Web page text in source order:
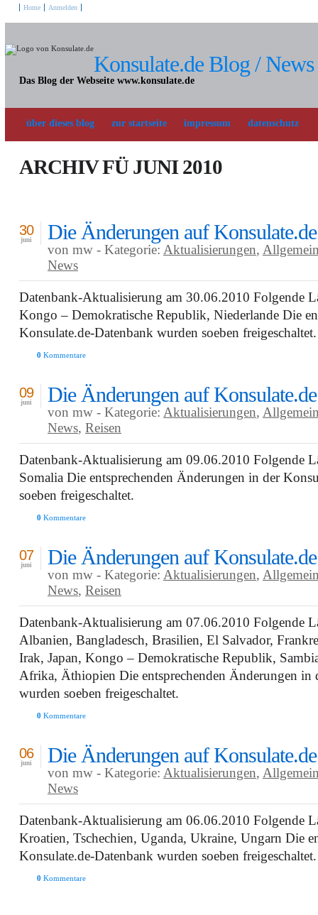
Konsulate.de Blog / News
Das Blog der Webseite www.konsulate.de
Home Anmelden
über dieses blog zur startseite impressum datenschutz
ARCHIV FÜ JUNI 2010
Die Änderungen auf
30
juni
von mw - Kategorie: Aktualisierungen,
News
Datenbank-Aktualisierung am 30.06.2010 Folgende
Kongo – Demokratische Republik, Niederlande Die
Konsulate.de-Datenbank wurden soeben freigeschaltet.
0 Kommentare
Die Änderungen auf
09
juni
von mw - Kategorie: Aktualisierungen,
News, Reisen
Datenbank-Aktualisierung am 09.06.2010 Folgende
Somalia Die entsprechenden Änderungen in der
soeben freigeschaltet.
0 Kommentare
Die Änderungen auf
07
juni
von mw - Kategorie: Aktualisierungen,
News, Reisen
Datenbank-Aktualisierung am 07.06.2010 Folgende
Albanien, Bangladesch, Brasilien, El Salvador,
Irak, Japan, Kongo – Demokratische Republik,
Afrika, Äthiopien Die entsprechenden Änderungen in
wurden soeben freigeschaltet.
0 Kommentare
Die Änderungen auf
06
juni
von mw - Kategorie: Aktualisierungen,
News
Datenbank-Aktualisierung am 06.06.2010 Folgende
Kroatien, Tschechien, Uganda, Ukraine, Ungarn Die
Konsulate.de-Datenbank wurden soeben freigeschaltet.
0 Kommentare